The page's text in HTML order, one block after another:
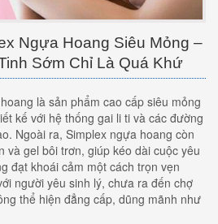
Ngựa Hoang Siêu Mỏng –
Sớm Chỉ Là Quá Khứ
là sản phẩm cao cấp siêu mỏng
kế với hệ thống gai li ti và các đường
Ngoài ra, Simplex ngựa hoang còn
và gel bôi trơn, giúp kéo dài cuộc yêu
đạt khoái cảm một cách trọn vẹn
người yêu sinh lý, chưa ra đến chợ
thể hiện đẳng cấp, dũng mãnh như